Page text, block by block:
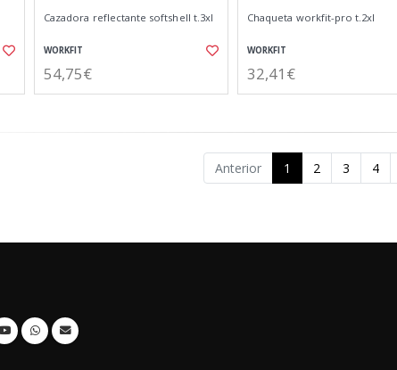
Cazadora reflectante softshell t.3xl
WORKFIT
54,75€
Chaqueta workfit-pro t.2xl
WORKFIT
32,41€
Anterior 1 2 3 4